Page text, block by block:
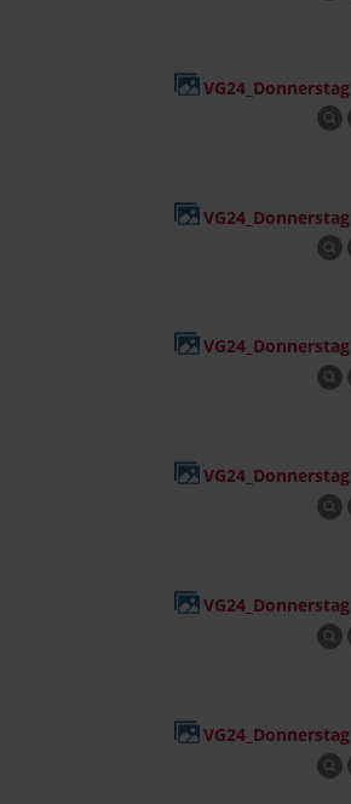
VG24_Donnerstag
VG24_Donnerstag
VG24_Donnerstag
VG24_Donnerstag
VG24_Donnerstag
VG24_Donnerstag